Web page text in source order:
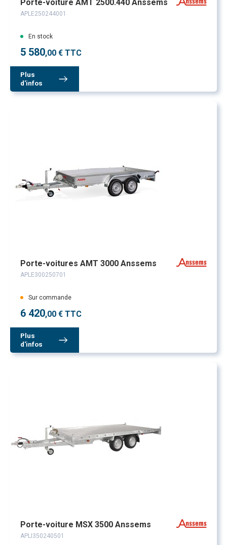
Porte-voiture AMT 2500.440 Anssems
APLE250244001
En stock
5 580,00 € TTC
Plus
d'infos
Porte-voitures AMT 3000 Anssems
APLE300250701
Sur commande
6 420,00 € TTC
Plus
d'infos
Porte-voiture MSX 3500 Anssems
APLI350240501